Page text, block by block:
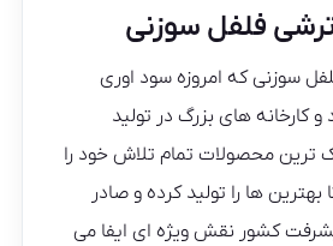
ترشی فلفل سوزنی
سوزنی که امروزه سود اوری
و کارخانه های بزرگ در تولید
ترین محصولات تمام تلاش خود را
بهترین ها را تولید کرده و صادر
کشور نقش ویژه ای ایفا می